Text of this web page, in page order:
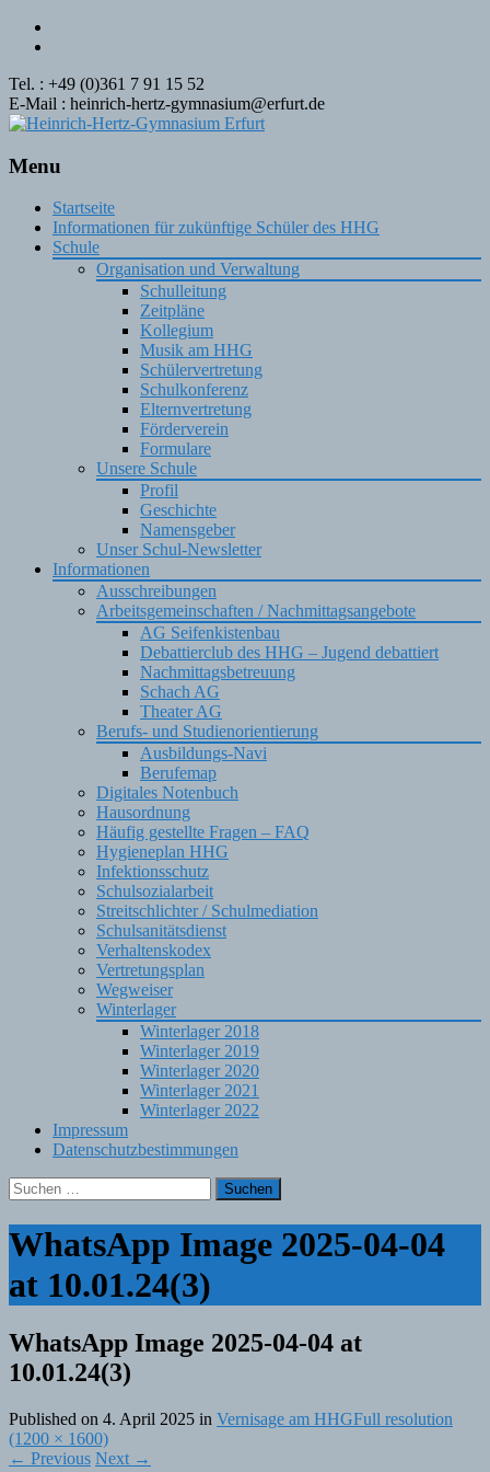
Tel. : +49 (0)361 7 91 15 52
E-Mail : heinrich-hertz-gymnasium@erfurt.de
Menu
Skip
content
Startseite
Informationen für zukünftige Schüler des HHG
Schule
Organisation und Verwaltung
Schulleitung
Zeitpläne
Kollegium
Musik am HHG
Schülervertretung
Schulkonferenz
Elternvertretung
Förderverein
Formulare
Unsere Schule
Profil
Geschichte
Namensgeber
Unser Schul-Newsletter
Informationen
Ausschreibungen
Arbeitsgemeinschaften / Nachmittagsangebote
AG Seifenkistenbau
Debattierclub des HHG – Jugend debattiert
Nachmittagsbetreuung
Schach AG
Theater AG
Berufs- und Studienorientierung
Ausbildungs-Navi
Berufemap
Digitales Notenbuch
Hausordnung
Häufig gestellte Fragen – FAQ
Hygieneplan HHG
Infektionsschutz
Schulsozialarbeit
Streitschlichter / Schulmediation
Schulsanitätsdienst
Verhaltenskodex
Vertretungsplan
Wegweiser
Winterlager
Winterlager 2018
Winterlager 2019
Winterlager 2020
Winterlager 2021
Winterlager 2022
Impressum
Datenschutzbestimmungen
Suchen
nach:
WhatsApp Image 2025-04-04
at 10.01.24(3)
WhatsApp Image 2025-04-04 at
10.01.24(3)
Published on 4. April 2025 in Vernisage am HHGFull resolution
(1200 × 1600)
← Previous Next →